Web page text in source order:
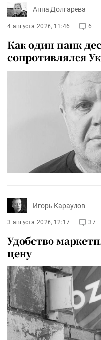
Анна Долгарева
4 августа 2026, 11:46 6
Как один панк
сопротивлялся
Игорь Караулов
3 августа 2026, 12:17 37
Удобство
цену